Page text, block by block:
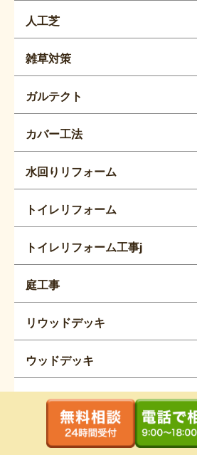
人工芝
雑草対策
ガルテクト
カバー工法
水回りリフォーム
トイレリフォーム
トイレリフォーム工事j
庭工事
リウッドデッキ
ウッドデッキ
日成ホームプロタイムズ多治見店
ガルバリウム鋼板